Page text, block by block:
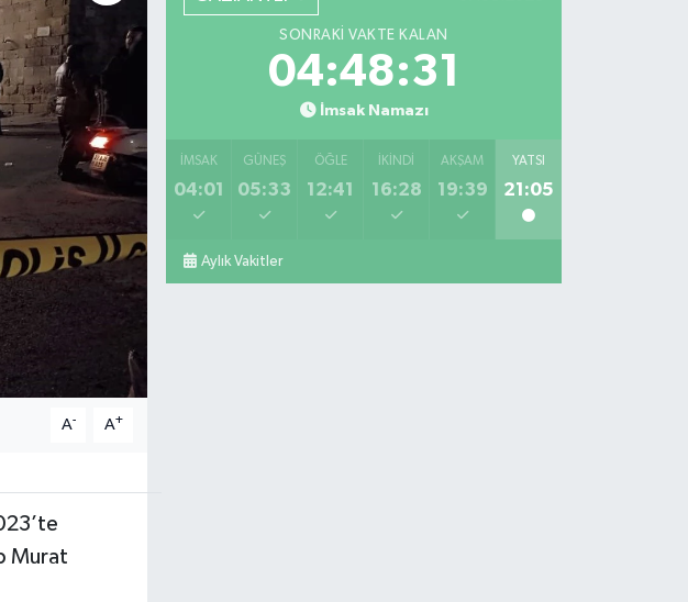
A- A+
Murat
SONRAKI VAKTE KALAN
04:48:30
İmsak Namazı
İMSAK
04:01
GÜNEŞ
05:33
ÖĞLE
12:41
İKINDI
16:28
AKŞAM
19:39
YATSI
21:05
Aylık Vakitler